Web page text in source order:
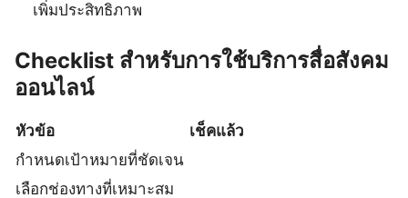
เพิ่มประสิทธิภาพ
Checklist สำหรับการใช้บริการสื่อสังคม
ออนไลน์
หัวข้อ
เช็คแล้ว
กำหนดเป้าหมายที่ชัดเจน
เลือกช่องทางที่เหมาะสม